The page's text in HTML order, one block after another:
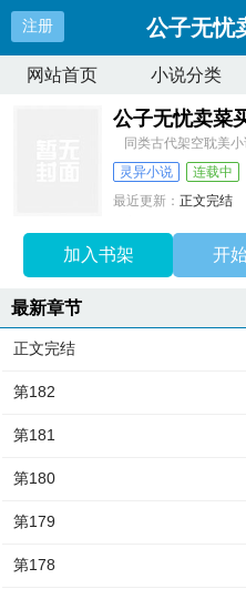
注册 公子无忧
网站首页 小说分类
公子无忧卖菜
同类古代架空耽美
灵异小说
连载中
最近更新：正文完结
加入书架 开
最新章节
正文完结
第182
第181
第180
第179
第178